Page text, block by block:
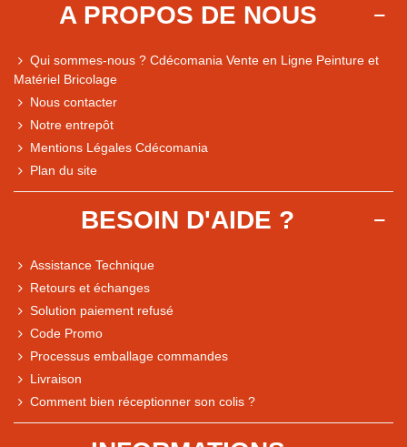
Comparaison des performances du magasin
A PROPOS DE NOUS
Qui sommes-nous ? Cdécomania Vente en Ligne Peinture et
Matériel Bricolage
Nous contacter
Notre entrepôt
Mentions Légales Cdécomania
Plan du site
BESOIN D'AIDE ?
Assistance Technique
Retours et échanges
Solution paiement refusé
Code Promo
Processus emballage commandes
Livraison
Comment bien réceptionner son colis ?